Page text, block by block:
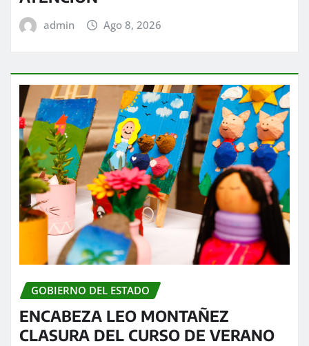
admin Ago 8, 2026
GOBIERNO DEL ESTADO
ENCABEZA LEO MONTAÑEZ
CLASURA DEL CURSO DE VERANO